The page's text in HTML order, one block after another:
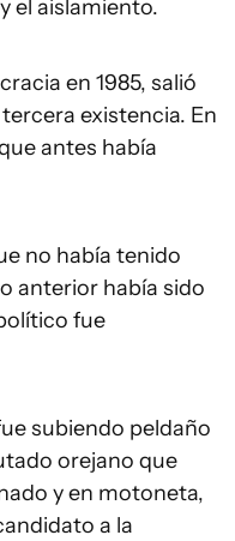
el aislamiento.
en 1985, salió
existencia. En
antes había
no había tenido
anterior había sido
fue
subiendo peldaño
orejano que
y en motoneta,
a la